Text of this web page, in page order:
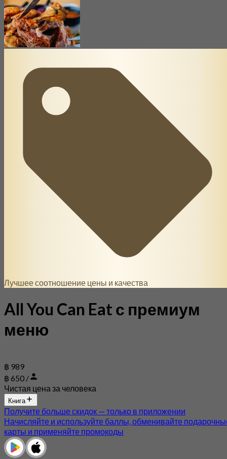
Лучшее соотношение цены и качества
All You Can Eat с премиум
меню
฿ 989
฿ 650 /
Чистая цена за человека
Книга
Получите больше скидок — только в приложении
Начисляйте и используйте баллы, обменивайте
карты и применяйте промокоды